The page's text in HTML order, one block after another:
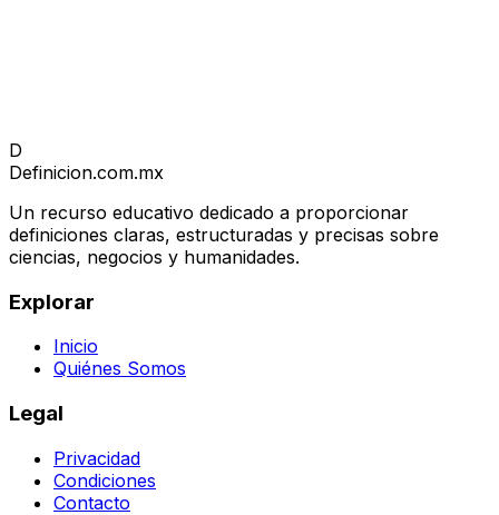
D
Definicion.com.mx
Un recurso educativo dedicado a proporcionar
definiciones claras, estructuradas y precisas sobre
ciencias, negocios y humanidades.
Explorar
Inicio
Quiénes Somos
Legal
Privacidad
Condiciones
Contacto